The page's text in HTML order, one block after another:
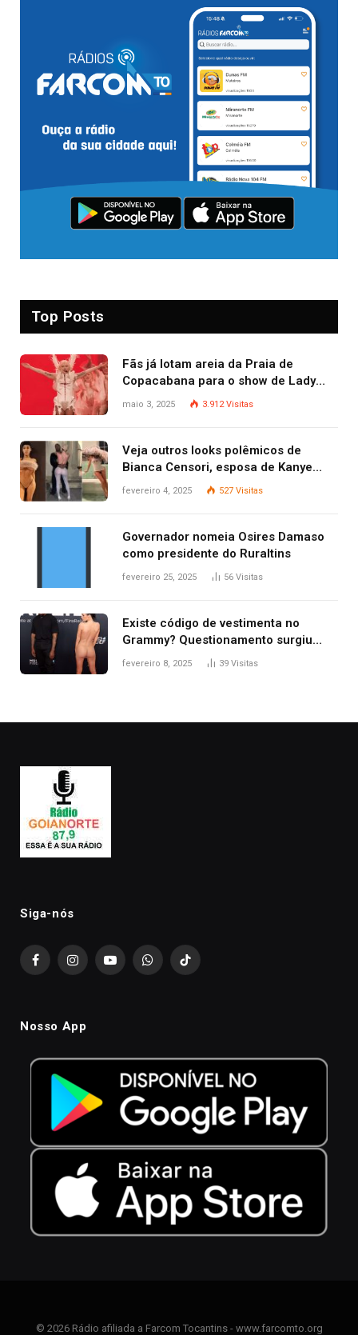
Top Posts
Fãs já lotam areia da Praia de
Copacabana para o show de Lady
Gaga
maio 3, 2025 3.912Visitas
Veja outros looks polêmicos de
Bianca Censori, esposa de Kanye
West que apareceu nua no Grammy
fevereiro 4, 2025 527 Visitas
Governador nomeia Osires Damaso
como presidente do Ruraltins
fevereiro 25, 2025 56 Visitas
Existe código de vestimenta no
Grammy? Questionamento surgiu
após Bianca Censori, mulher de
fevereiro 8, 2025 39 Visitas
Siga-nós
FacebookInstagramYouTubeWhatsAppTikTok
Nosso App
© 2026 Rádio afiliada a Farcom Tocantins - www.farcomto.org